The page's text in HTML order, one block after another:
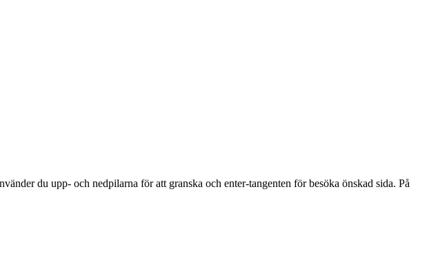
du upp- och nedpilarna för att granska och enter-tangenten för besöka önskad sida. På